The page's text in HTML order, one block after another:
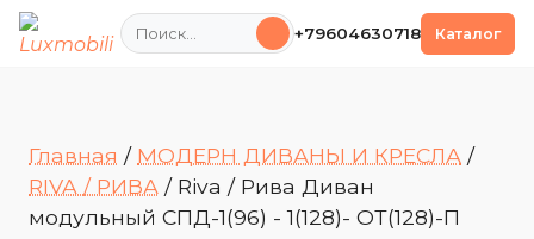
Поиск +79604630718 Каталог
Главная / МОДЕРН ДИВАНЫ И КРЕСЛА /
RIVA / РИВА / Riva / Рива Диван
модульный СПД-1(96) - 1(128)- ОТ(128)-П